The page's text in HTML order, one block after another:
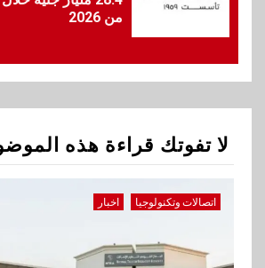
1
اتصالات وتكنولوجيا
المحمول للنيابة
جوميا مصر تطلق
وعروض يومية
بنوك
من 2026
لا تفوتك قراءة هذه
اتصالات وتكنولوجيا اخبار